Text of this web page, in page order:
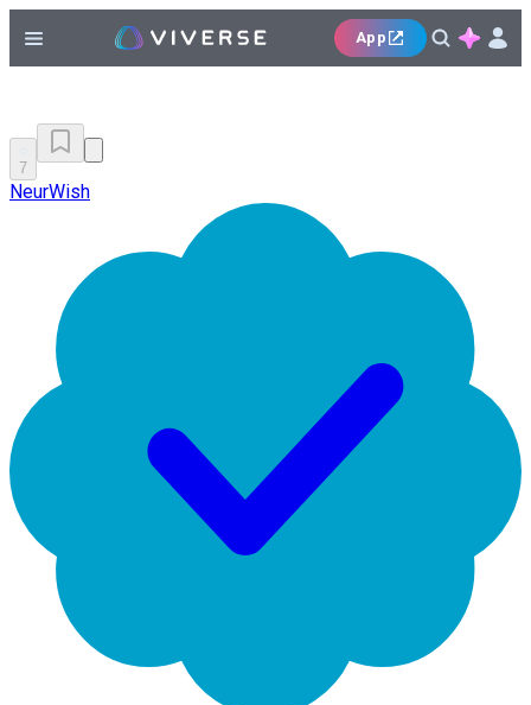
App
7
NeurWish